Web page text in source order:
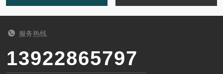
服务热线
13922865797